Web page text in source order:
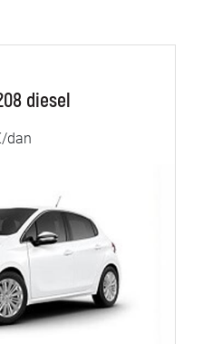
diesel
dan